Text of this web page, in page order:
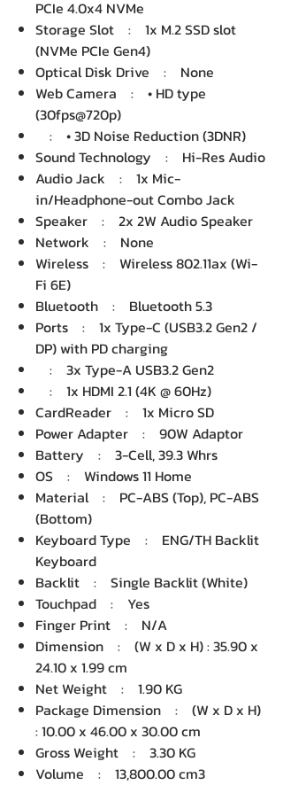
PCIe 4.0x4 NVMe
Storage Slot : 1x M.2 SSD slot
(NVMe PCIe Gen4)
Optical Disk Drive : None
Web Camera : • HD type
(30fps@720p)
: • 3D Noise Reduction (3DNR)
Sound Technology : Hi-Res Audio
Audio Jack : 1x Mic-
in/Headphone-out Combo Jack
Speaker : 2x 2W Audio Speaker
Network : None
Wireless : Wireless 802.11ax (Wi-
Fi 6E)
Bluetooth : Bluetooth 5.3
Ports : 1x Type-C (USB3.2 Gen2 /
DP) with PD charging
: 3x Type-A USB3.2 Gen2
: 1x HDMI 2.1 (4K @ 60Hz)
CardReader : 1x Micro SD
Power Adapter : 90W Adaptor
Battery : 3-Cell, 39.3 Whrs
OS : Windows 11 Home
Material : PC-ABS (Top), PC-ABS
(Bottom)
Keyboard Type : ENG/TH Backlit
Keyboard
Backlit : Single Backlit (White)
Touchpad : Yes
Finger Print : N/A
Dimension : (W x D x H) : 35.90 x
24.10 x 1.99 cm
Net Weight : 1.90 KG
Package Dimension : (W x D x H)
: 10.00 x 46.00 x 30.00 cm
Gross Weight : 3.30 KG
Volume : 13,800.00 cm3